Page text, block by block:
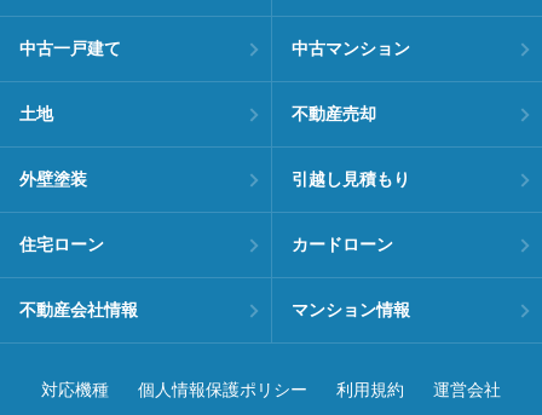
中古一戸建て 中古マンション
土地 不動産売却
外壁塗装 引越し見積もり
住宅ローン カードローン
不動産会社情報 マンション情報
対応機種 個人情報保護ポリシー 利用規約 運営会社